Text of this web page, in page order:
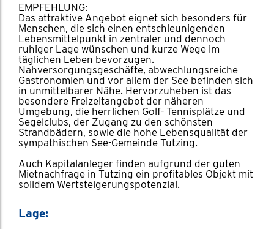
EMPFEHLUNG:
Das attraktive Angebot eignet sich besonders für
Menschen, die sich einen entschleunigenden
Lebensmittelpunkt in zentraler und dennoch
ruhiger Lage wünschen und kurze Wege im
täglichen Leben bevorzugen.
Nahversorgungsgeschäfte, abwechlungsreiche
Gastronomien und vor allem der See befinden sich
in unmittelbarer Nähe. Hervorzuheben ist das
besondere Freizeitangebot der näheren
Umgebung, die herrlichen Golf- Tennisplätze und
Segelclubs, der Zugang zu den schönsten
Strandbädern, sowie die hohe Lebensqualität der
sympathischen See-Gemeinde Tutzing.
Auch Kapitalanleger finden aufgrund der guten
Mietnachfrage in Tutzing ein profitables Objekt mit
solidem Wertsteigerungspotenzial.
Lage: